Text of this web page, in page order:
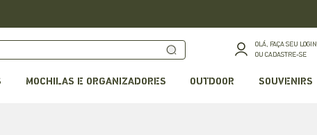
OLÁ, FAÇA SEU LOGIN
OU CADASTRE-SE
MOCHILAS E ORGANIZADORES OUTDOOR SOUVENIRS